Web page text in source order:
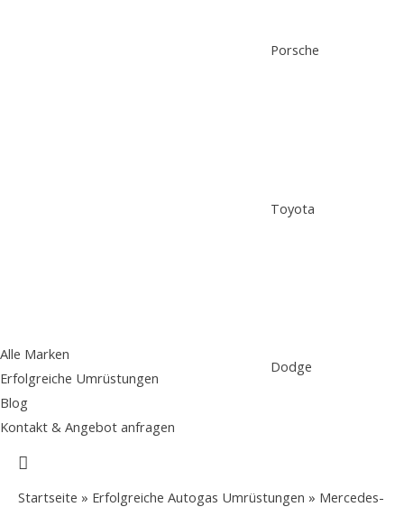
Porsche
Toyota
Dodge
Alle Marken
Erfolgreiche Umrüstungen
Blog
Kontakt & Angebot anfragen
Startseite » Erfolgreiche Autogas Umrüstungen » Mercedes-